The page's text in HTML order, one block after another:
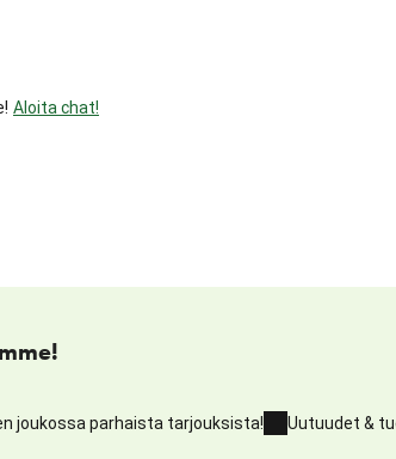
Aloita chat!
joukossa parhaista tarjouksista! Uutuudet &